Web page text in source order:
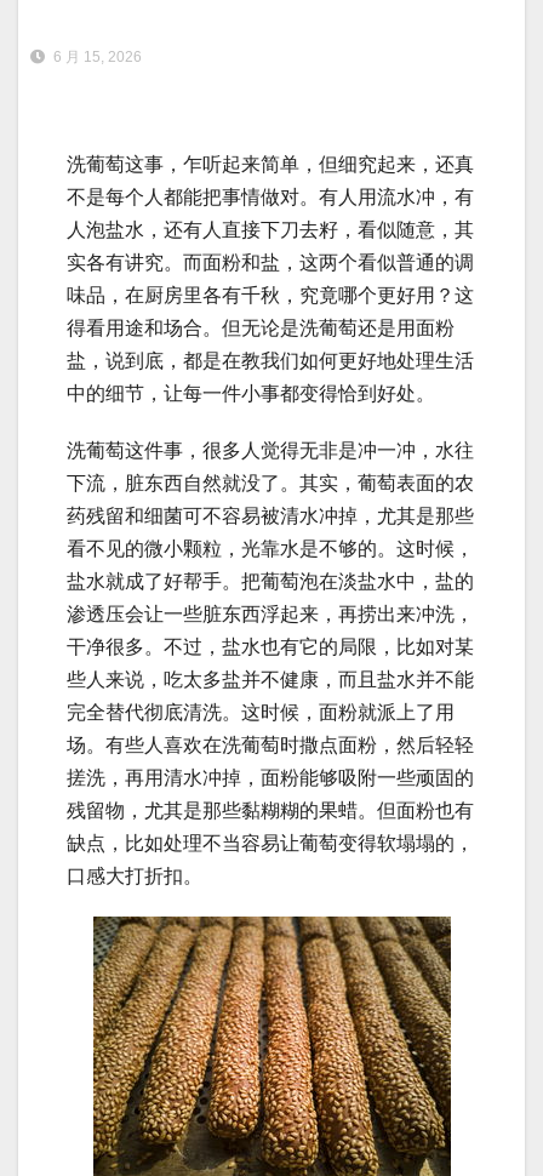
6 月 15, 2026
洗葡萄这事，乍听起来简单，但细究起来，还真
不是每个人都能把事情做对。有人用流水冲，有
人泡盐水，还有人直接下刀去籽，看似随意，其
实各有讲究。而面粉和盐，这两个看似普通的调
味品，在厨房里各有千秋，究竟哪个更好用？这
得看用途和场合。但无论是洗葡萄还是用面粉
盐，说到底，都是在教我们如何更好地处理生活
中的细节，让每一件小事都变得恰到好处。
洗葡萄这件事，很多人觉得无非是冲一冲，水往
下流，脏东西自然就没了。其实，葡萄表面的农
药残留和细菌可不容易被清水冲掉，尤其是那些
看不见的微小颗粒，光靠水是不够的。这时候，
盐水就成了好帮手。把葡萄泡在淡盐水中，盐的
渗透压会让一些脏东西浮起来，再捞出来冲洗，
干净很多。不过，盐水也有它的局限，比如对某
些人来说，吃太多盐并不健康，而且盐水并不能
完全替代彻底清洗。这时候，面粉就派上了用
场。有些人喜欢在洗葡萄时撒点面粉，然后轻轻
搓洗，再用清水冲掉，面粉能够吸附一些顽固的
残留物，尤其是那些黏糊糊的果蜡。但面粉也有
缺点，比如处理不当容易让葡萄变得软塌塌的，
口感大打折扣。